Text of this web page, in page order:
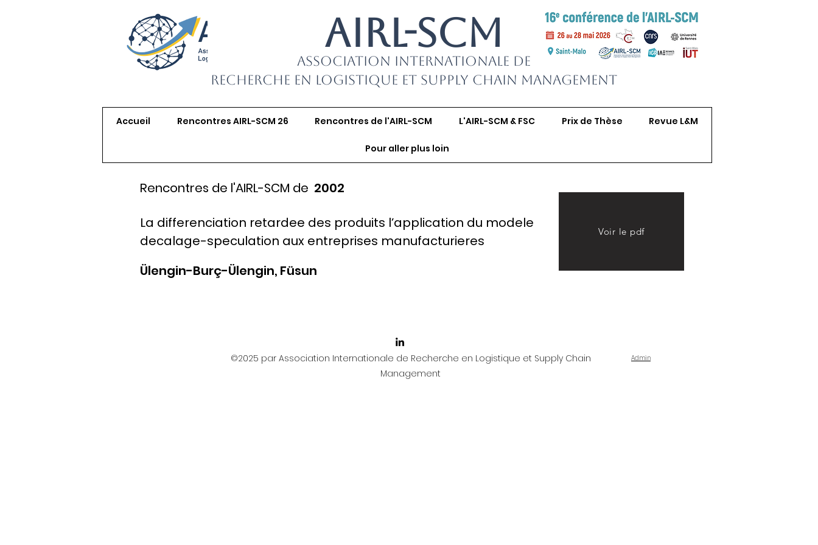
AIRL-SCM
Association Internationale de
Recherche en Logistique et Supply Chain Management
Accueil Rencontres AIRL-SCM 26 Rencontres de l'AIRL-SCM L'AIRL-SCM & FSC Prix de Thèse Revue L&M
Pour aller plus loin
Rencontres de l'AIRL-SCM de 2002
La differenciation retardee des produits l’application du modele
decalage-speculation aux entreprises manufacturieres
Ülengin-Burç-Ülengin, Füsun
Voir le pdf
©2025 par Association Internationale de Recherche en Logistique et Supply Chain
Management
Admin